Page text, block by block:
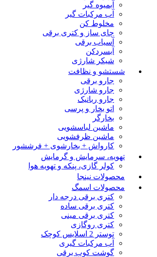
آبمیوه گیر
آب مرکبات گیر
مخلوط کن
چای ساز و کتری برقی
آسیاب برقی
آبسردکن
شیکر شارژی
شستشو و نظافت
جارو برقی
جارو شارژی
جارو رباتیک
اتو بخار و پرسی
بخارگر
ماشین لباسشویی
ماشین ظرفشویی
کارواش + بخارشوی + فرششور
تهویه، سرمایش و گرمایش
کولر گازی، پنکه و تهویه هوا
محصولات نینجا
محصولات اسمگ
کتری برقی درجه دار
کتری برقی ساده
کتری برقی مینی
کتری روگازی
توستر 2 اسلایس کوچک
آب مرکبات گیری
گوشت کوب برقی